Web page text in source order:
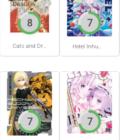
Cats and Dragon #3
8
Hotel Inhumans #1
7
7 7